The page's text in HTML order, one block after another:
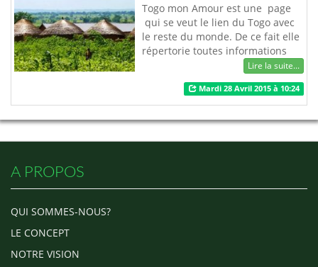
Togo mon Amour est une page
qui se veut le lien du Togo avec
le reste du monde. De ce fait elle
répertorie toutes informations
d'intérêt général comme les
événements culturels et
artistiques, des événements
touristiques ainsi que certains
Lire la suite...
Mardi 28 Avril 2015 à 10:24
A PROPOS
QUI SOMMES-NOUS?
LE CONCEPT
NOTRE VISION